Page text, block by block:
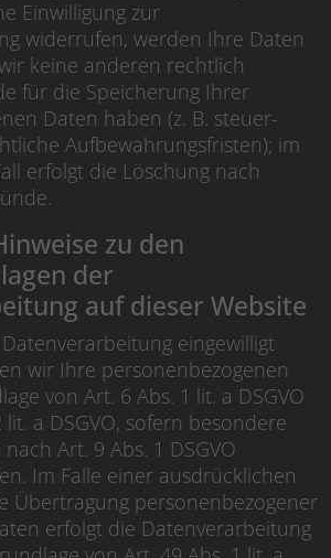
Einwilligung zur
widerrufen, werden Ihre Daten
keine anderen rechtlich
für die Speicherung Ihrer
Daten haben (z. B. steuer-
Aufbewahrungsfristen); im
erfolgt die Löschung nach
zu den
der
auf dieser Website
eingewilligt
wir Ihre personenbezogenen
von Art. 6 Abs. 1 lit. a DSGVO
lit. a DSGVO, sofern besondere
Art. 9 Abs. 1 DSGVO
Im Falle einer ausdrücklichen
Übertragung personenbezogener
erfolgt die Datenverarbeitung